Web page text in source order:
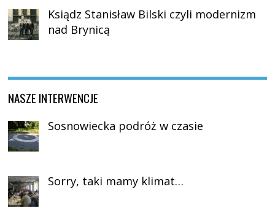
Ksiądz Stanisław Bilski czyli modernizm
nad Brynicą
NASZE INTERWENCJE
Sosnowiecka podróż w czasie
Sorry, taki mamy klimat…